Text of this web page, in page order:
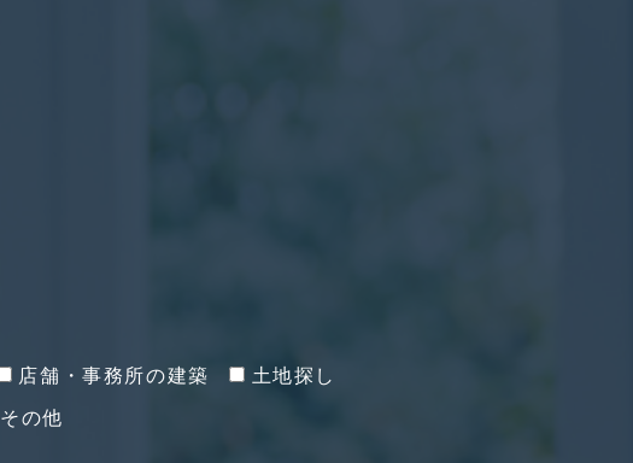
店舗・事務所の建築 土地探し
その他